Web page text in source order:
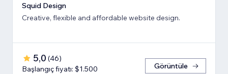
Squid Design
Creative, flexible and affordable website design.
5,0 (46)
Başlangıç fiyatı: $1.500
Görüntüle